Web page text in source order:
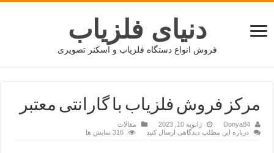
دنیای فلزیاب
فروش انواع دستگاه فلزیاب و اسکنر تصویری
مرکز فروش فلزیاب با گارانتی معتبر
Donya84 ژانویه 10, 2023
مقالات
درباره این مطلب دیدگاهی ارسال کنید
316 نمایش ها